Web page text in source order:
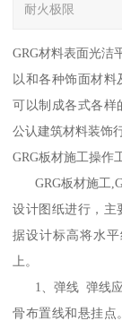
耐火极限
GRG材料表面光洁
以和各种饰面材料
可以制成各式各样
公认建筑材料装饰
GRG板材施工操作
GRG板材施工
设计图纸进行，主
据设计标高将水
上。
1、弹线 弹线应
骨布置线和悬挂点